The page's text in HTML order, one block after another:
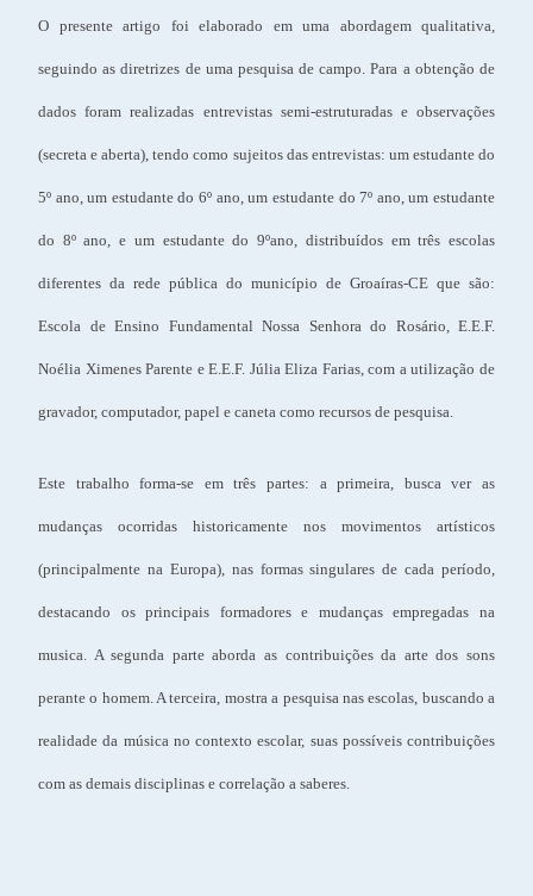
O presente artigo foi elaborado em uma abordagem qualitativa,
seguindo as diretrizes de uma pesquisa de campo. Para a obtenção de
dados foram realizadas entrevistas semi-estruturadas e observações
(secreta e aberta), tendo como sujeitos das entrevistas: um estudante do
5º ano, um estudante do 6º ano, um estudante do 7º ano, um estudante
do 8º ano, e um estudante do 9ºano, distribuídos em três escolas
diferentes da rede pública do município de Groaíras-CE que são:
Escola de Ensino Fundamental Nossa Senhora do Rosário, E.E.F.
Noélia Ximenes Parente e E.E.F. Júlia Eliza Farias, com a utilização de
gravador, computador, papel e caneta como recursos de pesquisa.
Este trabalho forma-se em três partes: a primeira, busca ver as
mudanças ocorridas historicamente nos movimentos artísticos
(principalmente na Europa), nas formas singulares de cada período,
destacando os principais formadores e mudanças empregadas na
musica. A segunda parte aborda as contribuições da arte dos sons
perante o homem. A terceira, mostra a pesquisa nas escolas, buscando a
realidade da música no contexto escolar, suas possíveis contribuições
com as demais disciplinas e correlação a saberes.